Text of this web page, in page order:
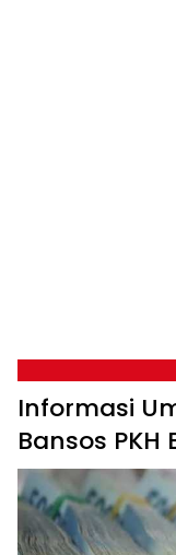
Informasi
Bansos PKH